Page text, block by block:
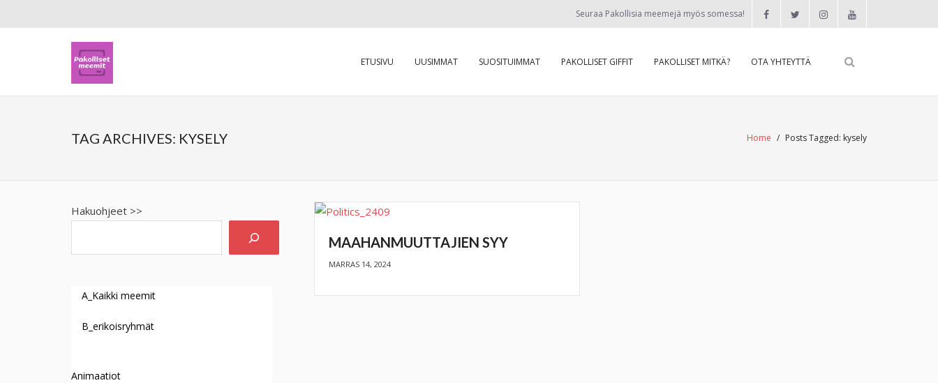
Seuraa Pakollisia meemejä myös somessa!
ETUSIVU UUSIMMAT SUOSITUIMMAT PAKOLLISET GIFFIT PAKOLLISET MITKÄ? OTA YHTEYTTÄ
TAG ARCHIVES: KYSELY Home / Posts Tagged: kysely
MAAHANMUUTTAJIEN SYY
MARRAS 14, 2024
Hakuohjeet >>
A_Kaikki meemit
B_erikoisryhmät
Animaatiot